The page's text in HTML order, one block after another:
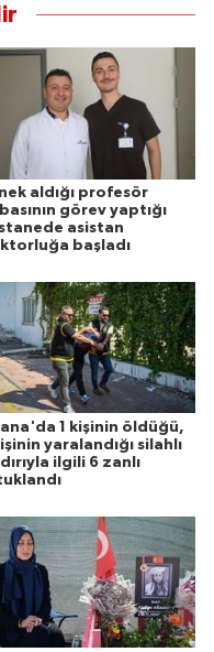
aldığı profesör
görev yaptığı
asistan
başladı
1 kişinin öldüğü,
yaralandığı silahlı
ilgili 6 zanlı